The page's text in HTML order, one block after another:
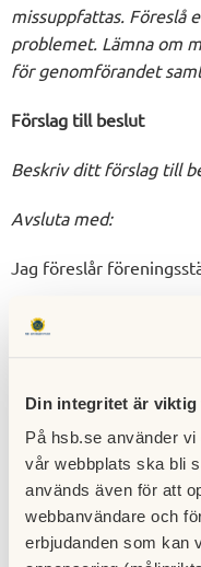
Din integritet är viktig
På hsb.se använder
vår webbplats ska bli
används även för att
webbanvändare och
erbjudanden som kan
missuppfattas. Föreslå
problemet. Lämna om
för genomförandet
Förslag till beslut
Beskriv ditt förslag till
Avsluta med:
Jag föreslår
Uppsala ÅÅÅÅ-MM-DD
(föreningens tresiffriga
Namn
Kallelse
Styrelsen kallar till